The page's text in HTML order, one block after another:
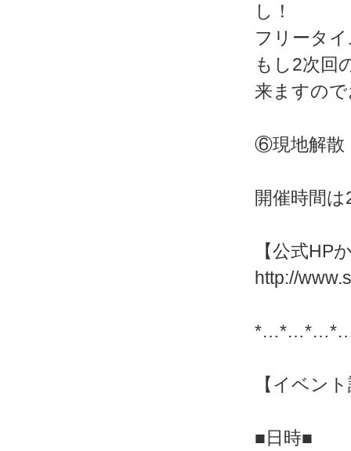
し！
フリータ
もし2次回
来ますの
⑥現地解散
開催時間
【公式HP
http://
【イベン
■日時■